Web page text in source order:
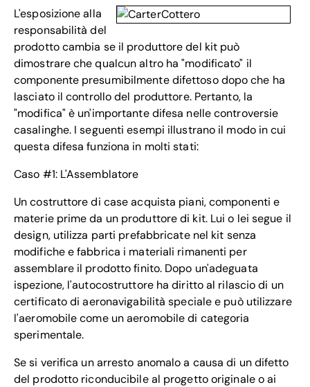
L'esposizione alla
responsabilità del
prodotto cambia se il produttore del kit può
dimostrare che qualcun altro ha "modificato" il
componente presumibilmente difettoso dopo che ha
lasciato il controllo del produttore. Pertanto, la
"modifica" è un'importante difesa nelle controversie
casalinghe. I seguenti esempi illustrano il modo in cui
questa difesa funziona in molti stati:
Caso #1: L'Assemblatore
Un costruttore di case acquista piani, componenti e
materie prime da un produttore di kit. Lui o lei segue il
design, utilizza parti prefabbricate nel kit senza
modifiche e fabbrica i materiali rimanenti per
assemblare il prodotto finito. Dopo un'adeguata
ispezione, l'autocostruttore ha diritto al rilascio di un
certificato di aeronavigabilità speciale e può utilizzare
l'aeromobile come un aeromobile di categoria
sperimentale.
Se si verifica un arresto anomalo a causa di un difetto
del prodotto riconducibile al progetto originale o ai